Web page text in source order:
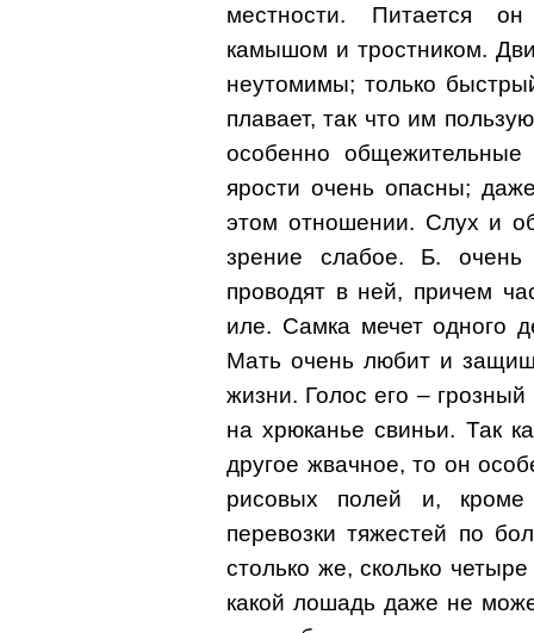
местности. Питается
камышом и тростником.
неутомимы; только
плавает, так что им
особенно
ярости очень опасны;
этом отношении. Слух и
зрение слабое. Б.
проводят в ней, причем
иле. Самка мечет одного
Мать очень любит и
жизни. Голос его –
на хрюканье свиньи. Так
другое жвачное, то он
рисовых полей и, кроме
перевозки тяжестей по
столько же, сколько
какой лошадь даже не